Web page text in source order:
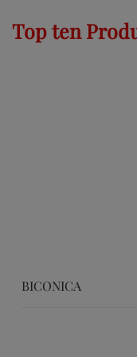
Top ten
BICONICA